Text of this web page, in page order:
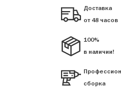
Доставка
от 48 часов
100%
в наличии!
сборка